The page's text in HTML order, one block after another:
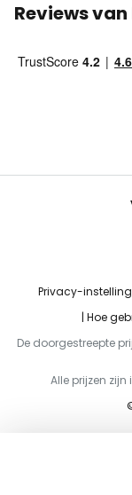
Reviews
Privacy-
Hoe
De doorgestreepte
Alle prijzen zijn